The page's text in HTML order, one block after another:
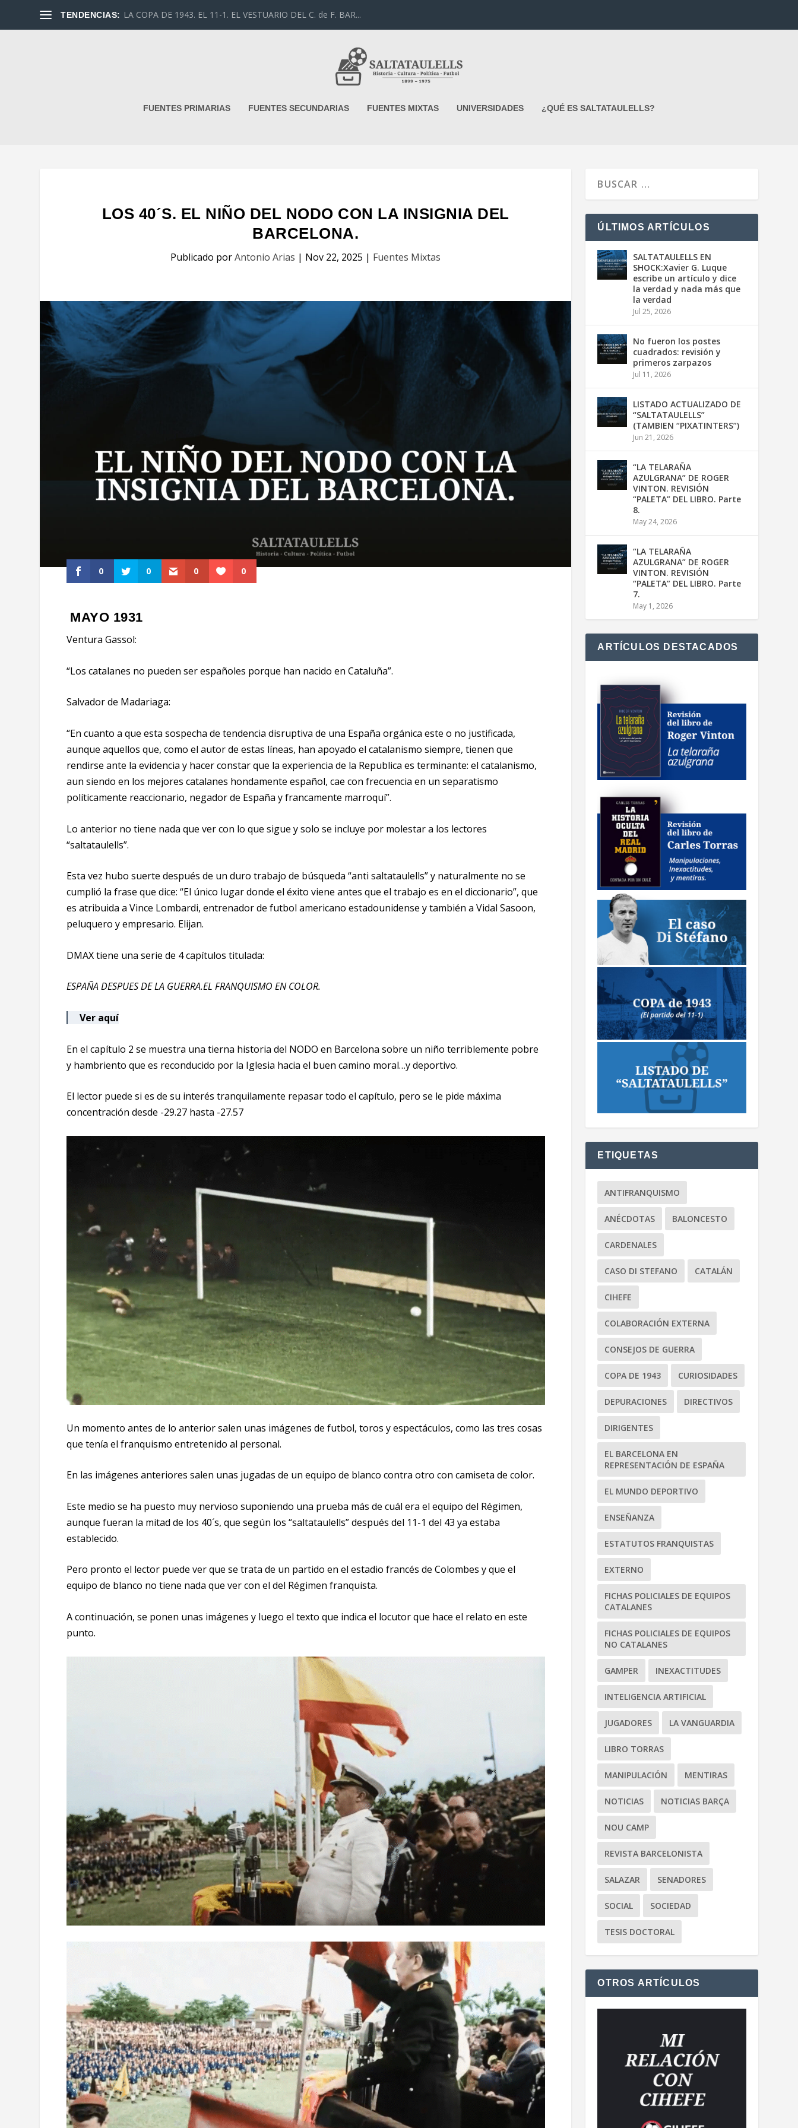
TENDENCIAS:
FUENTES PRIMARIAS FUENTES SECUNDARIAS FUENTES MIXTAS UNIVERSIDADES ¿QUÉ ES SALTATAULELLS?
LOS 40´S. EL NIÑO DEL NODO CON LA INSIGNIA DEL
BARCELONA.
Publicado porAntonio Arias | Nov 22, 2025 | Fuentes Mixtas
0 0 0 0
MAYO 1931
Ventura Gassol:
“Los catalanes no pueden ser españoles porque han nacido en Cataluña”.
Salvador de Madariaga:
“En cuanto a que esta sospecha de tendencia disruptiva de una España orgánica este o no justificada,
aunque aquellos que, como el autor de estas líneas, han apoyado el catalanismo siempre, tienen que
rendirse ante la evidencia y hacer constar que la experiencia de la Republica es terminante: el catalanismo,
aun siendo en los mejores catalanes hondamente español, cae con frecuencia en un separatismo
políticamente reaccionario, negador de España y francamente marroquí”.
Lo anterior no tiene nada que ver con lo que sigue y solo se incluye por molestar a los lectores
“saltataulells”.
Esta vez hubo suerte después de un duro trabajo de búsqueda “anti saltataulells” y naturalmente no se
cumplió la frase que dice: “El único lugar donde el éxito viene antes que el trabajo es en el diccionario”, que
es atribuida a Vince Lombardi, entrenador de futbol americano estadounidense y también a Vidal Sasoon,
peluquero y empresario. Elijan.
DMAX tiene una serie de 4 capítulos titulada:
ESPAÑA DESPUES DE LA GUERRA.EL FRANQUISMO EN COLOR.
Ver aquí
En el capítulo 2 se muestra una tierna historia del NODO en Barcelona sobre un niño terriblemente pobre
y hambriento que es reconducido por la Iglesia hacia el buen camino moral…y deportivo.
El lector puede si es de su interés tranquilamente repasar todo el capítulo, pero se le pide máxima
concentración desde -29.27 hasta -27.57
Un momento antes de lo anterior salen unas imágenes de futbol, toros y espectáculos, como las tres cosas
que tenía el franquismo entretenido al personal.
En las imágenes anteriores salen unas jugadas de un equipo de blanco contra otro con camiseta de color.
Este medio se ha puesto muy nervioso suponiendo una prueba más de cuál era el equipo del Régimen,
aunque fueran la mitad de los 40´s, que según los “saltataulells” después del 11-1 del 43 ya estaba
establecido.
Pero pronto el lector puede ver que se trata de un partido en el estadio francés de Colombes y que el
equipo de blanco no tiene nada que ver con el del Régimen franquista.
A continuación, se ponen unas imágenes y luego el texto que indica el locutor que hace el relato en este
punto.
ÚLTIMOS ARTÍCULOS
SALTATAULELLS EN
SHOCK:Xavier G. Luque
escribe un artículo y dice
la verdad y nada más que
la verdad
Jul 25, 2026
No fueron los postes
cuadrados: revisión y
primeros zarpazos
Jul 11, 2026
LISTADO ACTUALIZADO DE
“SALTATAULELLS”
(TAMBIEN “PIXATINTERS”)
Jun 21, 2026
“LA TELARAÑA
AZULGRANA” DE ROGER
VINTON. REVISIÓN
“PALETA” DEL LIBRO. Parte
8.
May 24, 2026
“LA TELARAÑA
AZULGRANA” DE ROGER
VINTON. REVISIÓN
“PALETA” DEL LIBRO. Parte
7.
May 1, 2026
ARTÍCULOS DESTACADOS
ETIQUETAS
ANTIFRANQUISMO
ANÉCDOTAS BALONCESTO
CARDENALES
CASO DI STEFANO CATALÁN
CIHEFE
COLABORACIÓN EXTERNA
CONSEJOS DE GUERRA
COPA DE 1943 CURIOSIDADES
DEPURACIONES DIRECTIVOS
DIRIGENTES
EL BARCELONA EN
REPRESENTACIÓN DE ESPAÑA
EL MUNDO DEPORTIVO
ENSEÑANZA
ESTATUTOS FRANQUISTAS
EXTERNO
FICHAS POLICIALES DE EQUIPOS
CATALANES
FICHAS POLICIALES DE EQUIPOS
NO CATALANES
GAMPER INEXACTITUDES
INTELIGENCIA ARTIFICIAL
JUGADORES LA VANGUARDIA
LIBRO TORRAS
MANIPULACIÓN MENTIRAS
NOTICIAS NOTICIAS BARÇA
NOU CAMP
REVISTA BARCELONISTA
SALAZAR SENADORES
SOCIAL SOCIEDAD
TESIS DOCTORAL
OTROS ARTÍCULOS